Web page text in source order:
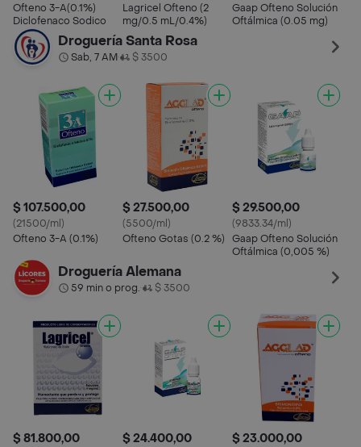
Ofteno 3-A(0.1%)
Diclofenaco Sodico
Lagricel Ofteno (2
mg/0.5 mL/0.4%)
Gaap Ofteno Solución
Oftálmica (0.05 mg)
Droguería Santa Rosa
Sab, 7 AM• $ 3500
$ 107.500,00
(21500/ml)
Ofteno 3-A (0.1%)
$ 27.500,00
(5500/ml)
Ofteno Gotas (0.2 %)
$ 29.500,00
(9833.34/ml)
Gaap Ofteno Solución
Oftálmica (0,005 %)
Droguería Alemana
59 min o prog.• $ 3500
$ 81.800,00 $ 24.400,00 $ 23.000,00